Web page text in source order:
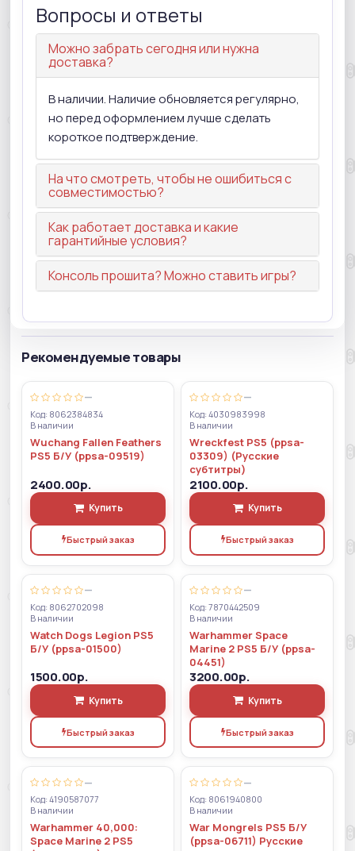
Вопросы и ответы
Можно забрать сегодня или нужна
доставка?
В наличии. Наличие обновляется регулярно,
но перед оформлением лучше сделать
короткое подтверждение.
На что смотреть, чтобы не ошибиться с
совместимостью?
Как работает доставка и какие
гарантийные условия?
Консоль прошита? Можно ставить игры?
Рекомендуемые товары
—
Код: 8062384834
В наличии
Wuchang Fallen Feathers
PS5 Б/У (ppsa-09519)
2400.00р.
Купить
Быстрый заказ
—
Код: 4030983998
В наличии
Wreckfest PS5 (ppsa-
03309) (Русские
субтитры)
2100.00р.
Купить
Быстрый заказ
—
Код: 8062702098
В наличии
Watch Dogs Legion PS5
Б/У (ppsa-01500)
1500.00р.
Купить
Быстрый заказ
—
Код: 7870442509
В наличии
Warhammer Space
Marine 2 PS5 Б/У (ppsa-
04451)
3200.00р.
Купить
Быстрый заказ
—
Код: 4190587077
В наличии
Warhammer 40,000:
Space Marine 2 PS5
—
Код: 8061940800
В наличии
War Mongrels PS5 Б/У
(ppsa-06711) Русские